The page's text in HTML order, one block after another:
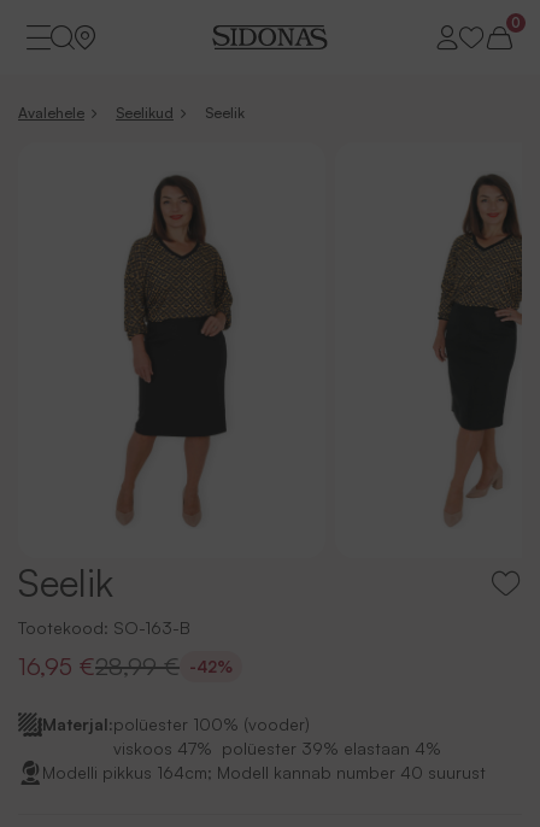
0
Avalehele Seelikud Seelik
Seelik
Tootekood: SO-163-B
16,95 €28,99 € -42%
Materjal:polüester 100% (vooder)
viskoos 47% polüester 39% elastaan 4%
Modelli pikkus 164cm; Modell kannab number 40 suurust